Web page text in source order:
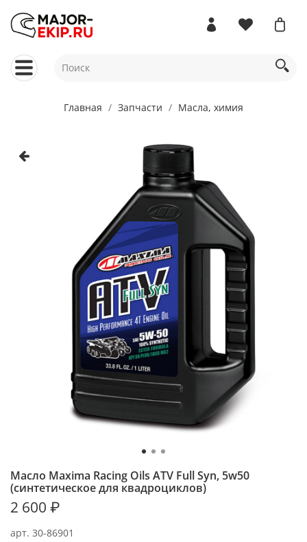
Главная Запчасти Масла, химия
арт. 30-86901
Масло Maxima Racing Oils ATV Full Syn, 5w50
(синтетическое для квадроциклов)
2 600 ₽